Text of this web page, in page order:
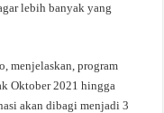
lebih banyak yang
menjelaskan, program
Oktober 2021 hingga
akan dibagi menjadi 3